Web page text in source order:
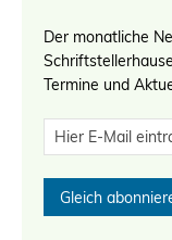
Der monatliche
Termine und